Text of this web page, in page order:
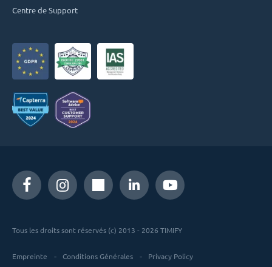
Centre de Support
Tous les droits sont réservés (c) 2013 - 2026 TIMIFY
Empreinte Conditions Générales Privacy Policy